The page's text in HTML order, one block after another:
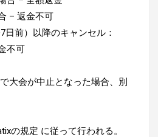
– 返金不可
日前）以降のキャンセル：
不可
大会が中止となった場合、別
の規定 に従って行われる。